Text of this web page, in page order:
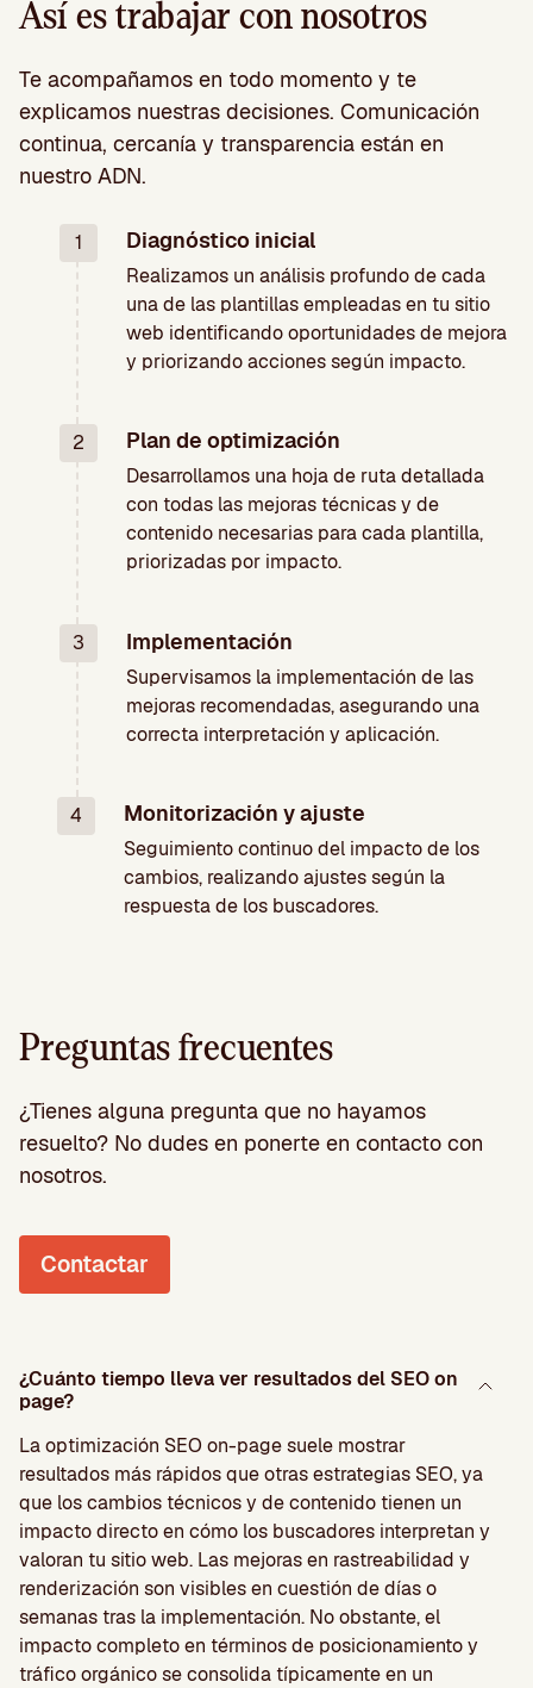
Así es trabajar con nosotros
Te acompañamos en todo momento y te
explicamos nuestras decisiones. Comunicación
continua, cercanía y transparencia están en
nuestro ADN.
1 Diagnóstico inicial
Realizamos un análisis profundo de cada
una de las plantillas empleadas en tu sitio
web identificando oportunidades de mejora
y priorizando acciones según impacto.
2 Plan de optimización
Desarrollamos una hoja de ruta detallada
con todas las mejoras técnicas y de
contenido necesarias para cada plantilla,
priorizadas por impacto.
3 Implementación
Supervisamos la implementación de las
mejoras recomendadas, asegurando una
correcta interpretación y aplicación.
4 Monitorización y ajuste
Seguimiento continuo del impacto de los
cambios, realizando ajustes según la
respuesta de los buscadores.
Preguntas frecuentes
¿Tienes alguna pregunta que no hayamos
resuelto? No dudes en ponerte en contacto con
nosotros.
Contactar
¿Cuánto tiempo lleva ver resultados del SEO on
page?
La optimización SEO on-page suele mostrar
resultados más rápidos que otras estrategias SEO, ya
que los cambios técnicos y de contenido tienen un
impacto directo en cómo los buscadores interpretan y
valoran tu sitio web. Las mejoras en rastreabilidad y
renderización son visibles en cuestión de días o
semanas tras la implementación. No obstante, el
impacto completo en términos de posicionamiento y
tráfico orgánico se consolida típicamente en un